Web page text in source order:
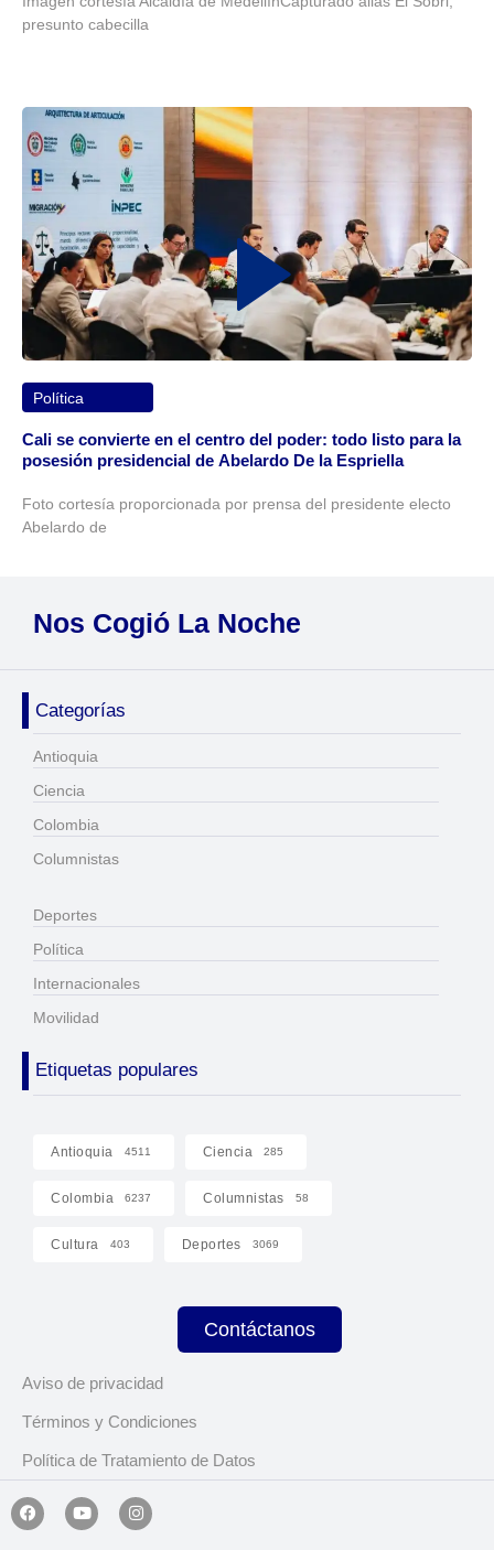
presunto cabecilla
Política
Cali se convierte en el centro del poder: todo listo para la
posesión presidencial de Abelardo De la Espriella
Foto cortesía proporcionada por prensa del presidente electo
Abelardo de
Nos Cogió La Noche
Categorías
Antioquia
Ciencia
Colombia
Columnistas
Deportes
Política
Internacionales
Movilidad
Etiquetas populares
Antioquia 4511 Ciencia 285
Colombia 6237 Columnistas 58
Cultura 403 Deportes 3069
Contáctanos
Aviso de privacidad
Términos y Condiciones
Política de Tratamiento de Datos